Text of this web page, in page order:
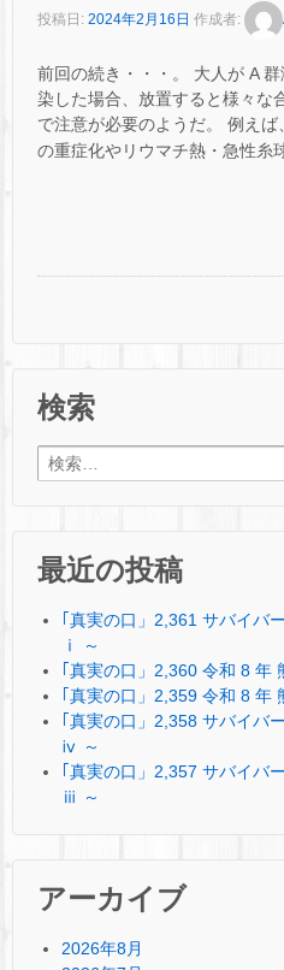
投稿日: 2024年2月16日 作成者:
前回の続き・・・。 大人が A
染した場合、放置すると様々な
で注意が必要のようだ。 例え
の重症化やリウマチ熱・急性糸
検索
検索:
最近の投稿
｢真実の口」2,361 サバイバ
ⅰ ～
｢真実の口」2,360 令和 8 年
｢真実の口」2,359 令和 8 年
｢真実の口」2,358 サバイバ
ⅳ ～
｢真実の口」2,357 サバイバ
ⅲ ～
アーカイブ
2026年8月